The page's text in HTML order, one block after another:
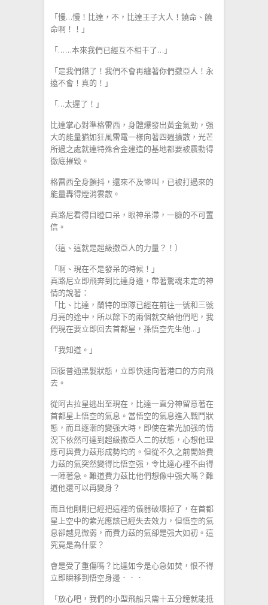
「慢…慢！比達，不，比達王子大人！饒命、饒
命啊！！」
「……本來我們已經互不相干了…」
「是我們錯了！我們不會再纏著你們撒亞人！永
遠不會！真的！」
「…太遲了！」
比達掌心對準格雷西，身體爆發出黃金氣勁，强
大的能量猶如狂風雷電一樣向著四週擴散，光芒
所過之處就連特殊合金建造的基地都要被震動得
徹底摧毀。
格雷西全身顫抖，還來不及慘叫，已被打過來的
能量轟得煙消雲散。
真路尼看得目瞪口呆，眼神呆滯，一臉的不可置
信。
（這、這就是超級撒亞人的力量？！）
「啊、現在不是發呆的時候！」
真路尼立即飛奔到比達身邊，帶著驚魂未定的神
情的說著：
「比、比達，蘭特的軍隊已經在前往一號和三號
月亮的途中，所以餘下的兩個就交給他們吧，我
們現在要立即回去首都星，孫悟空先生他…」
「我知道。」
回復普通黑髮狀態，立即快速向著港口的方向飛
去。
從阿古拉星逃出至現在，比達一直分神留意著在
首都星上悟空的氣息。當悟空的氣息進入戰鬥狀
態，而且逐漸的變强大時，即使在紫光加强的情
況下依然可達到超級撒亞人二的狀態，心想他理
應可與費力茲形成勢均的。但從不久之前開始費
力茲的氣突然變得比悟空强，令比達心裡不由得
一陣著急。難道費力茲比他們想像中强大嗎？難
道他還可以再變身？
而且他剛剛已經把這裡的儀器破壞掉了，在首都
星上空中的紫光應該已經失去效力，但悟空的氣
息卻越見微弱，而費力茲的氣卻是强大如初。這
究竟是為什麼？
會是受了重傷嗎？比達如今是心急如焚，恨不得
立即瞬移到悟空身邊．．．
「放心吧，我們的小型飛船只需十五分鐘就能抵